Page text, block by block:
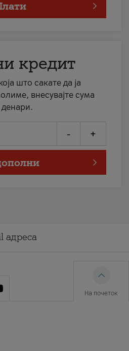
кредит
што сакате да ја
внесувајте сума
- +
На почеток